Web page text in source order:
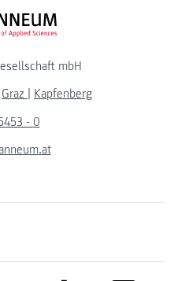
FH JOANNEUM Logo
mbH
Graz
Kapfenberg
- 0